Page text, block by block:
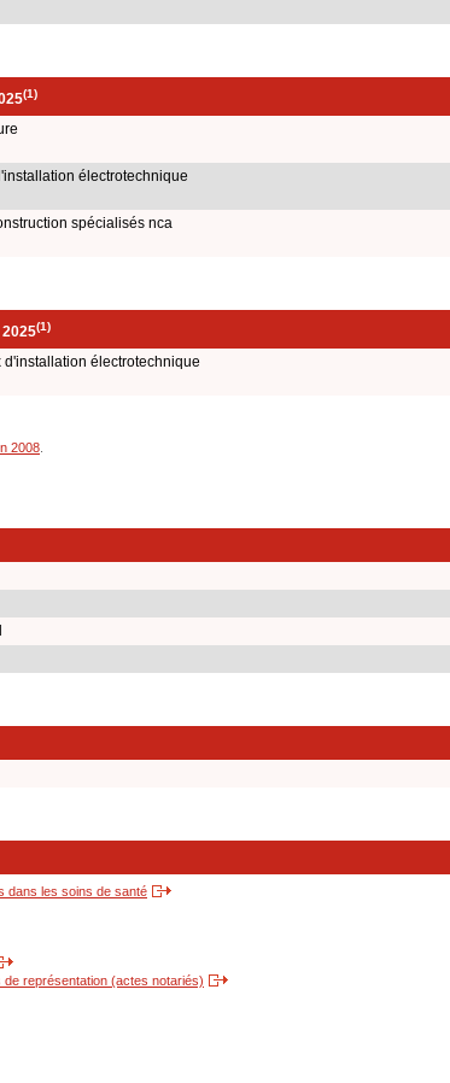
(1)
électrotechnique
spécialisés nca
(1)
électrotechnique
2008
dans les soins de santé
représentation (actes notariés)